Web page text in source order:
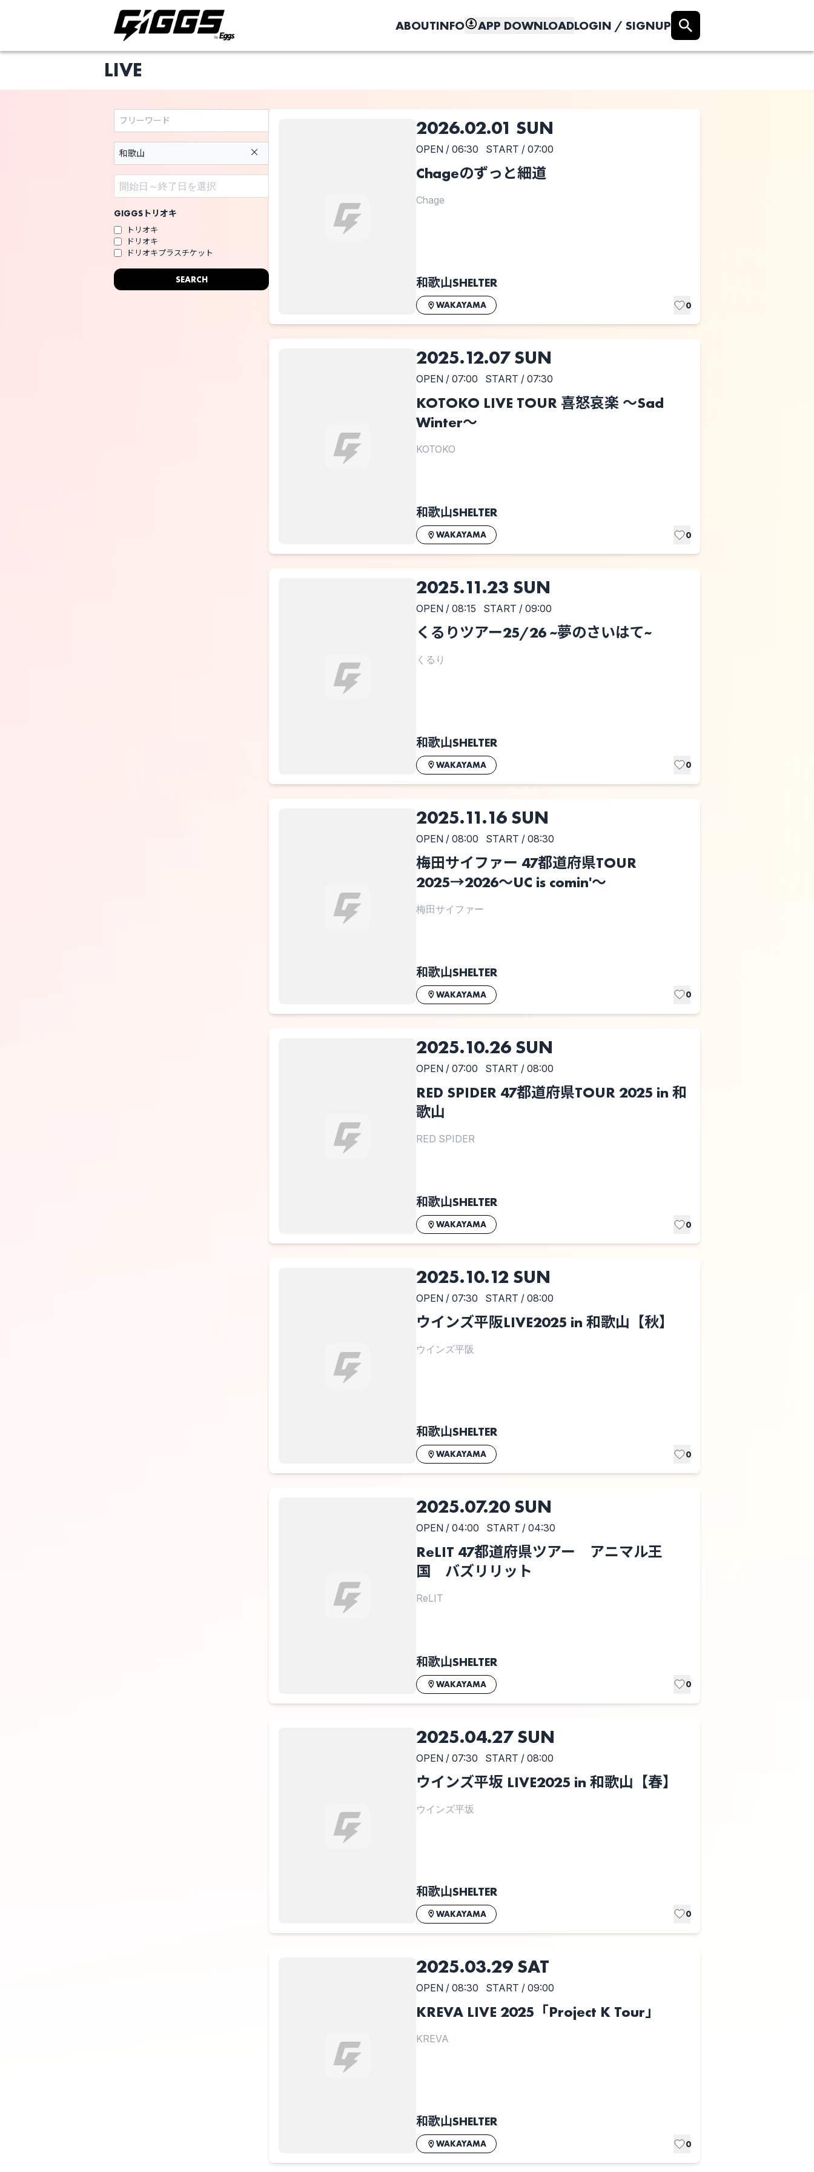
ABOUTINFO APP DOWNLOADLOGIN / SIGNUP
ライブ体験をもっと楽しく、もっと便利に。
LIVE
×
GIGGSトリオキ
トリオキ
ドリオキ
ドリオキプラスチケット
SEARCH
2026.02.01 SUN
OPEN / 06:30 START / 07:00
Chageのずっと細道
Chage
和歌山SHELTER
WAKAYAMA 0
2025.12.07 SUN
OPEN / 07:00 START / 07:30
KOTOKO LIVE TOUR 喜怒哀楽 ～Sad
Winter～
KOTOKO
和歌山SHELTER
WAKAYAMA 0
2025.11.23 SUN
OPEN / 08:15 START / 09:00
くるりツアー25/26 ~夢のさいはて~
くるり
和歌山SHELTER
WAKAYAMA 0
2025.11.16 SUN
OPEN / 08:00 START / 08:30
梅田サイファー 47都道府県TOUR
2025→2026～UC is comin'～
梅田サイファー
和歌山SHELTER
WAKAYAMA 0
2025.10.26 SUN
OPEN / 07:00 START / 08:00
RED SPIDER 47都道府県TOUR 2025 in 和
歌山
RED SPIDER
和歌山SHELTER
WAKAYAMA 0
2025.10.12 SUN
OPEN / 07:30 START / 08:00
ウインズ平阪LIVE2025 in 和歌山【秋】
ウインズ平阪
和歌山SHELTER
WAKAYAMA 0
2025.07.20 SUN
OPEN / 04:00 START / 04:30
ReLIT 47都道府県ツアー アニマル王
国 バズリリット
ReLIT
和歌山SHELTER
WAKAYAMA 0
2025.04.27 SUN
OPEN / 07:30 START / 08:00
ウインズ平坂 LIVE2025 in 和歌山【春】
ウインズ平坂
和歌山SHELTER
WAKAYAMA 0
2025.03.29 SAT
OPEN / 08:30 START / 09:00
KREVA LIVE 2025「Project K Tour」
KREVA
和歌山SHELTER
WAKAYAMA 0